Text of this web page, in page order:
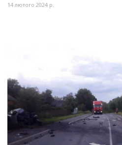
14 лютого 2024 р.